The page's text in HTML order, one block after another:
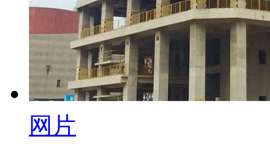
网片